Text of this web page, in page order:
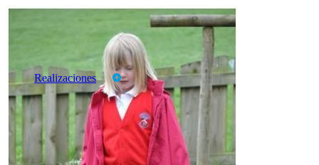
PARQUES INFANTILES
Marcas
Realizaciones
CATALOGOS
TARIFAS